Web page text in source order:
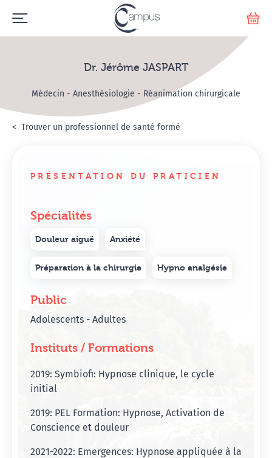
Dr. Jérôme JASPART
Médecin - Anesthésiologie - Réanimation chirurgicale
Accueil
Annuaire Hypnosanté
Trouver un professionnel de santé formé
PRÉSENTATION DU PRATICIEN
Spécialités
Douleur aiguë Anxiété
Préparation à la chirurgie Hypno analgésie
Public
Adolescents - Adultes
Instituts / Formations
2019: Symbiofi: Hypnose clinique, le cycle
initial
2019: PEL Formation: Hypnose, Activation de
Conscience et douleur
2021-2022: Emergences: Hypnose appliquée à la